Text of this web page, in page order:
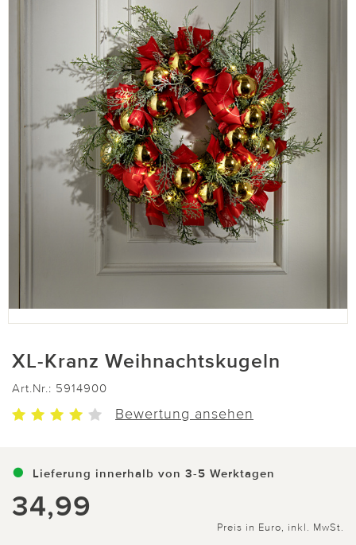
XL-Kranz Weihnachtskugeln
Art.Nr.: 5914900
Bewertung ansehen
Lieferung innerhalb von 3-5 Werktagen
34,99
Preis in Euro, inkl. MwSt.